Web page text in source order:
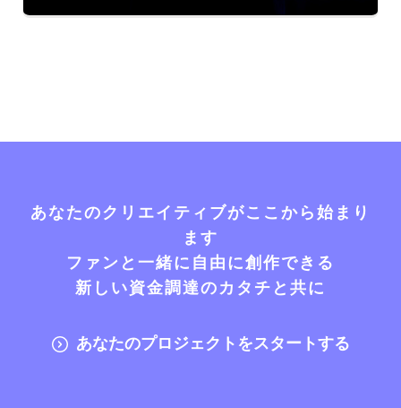
あなたのクリエイティブがここから始まり
ます
ファンと一緒に自由に創作できる
新しい資金調達のカタチと共に
あなたのプロジェクトをスタートする